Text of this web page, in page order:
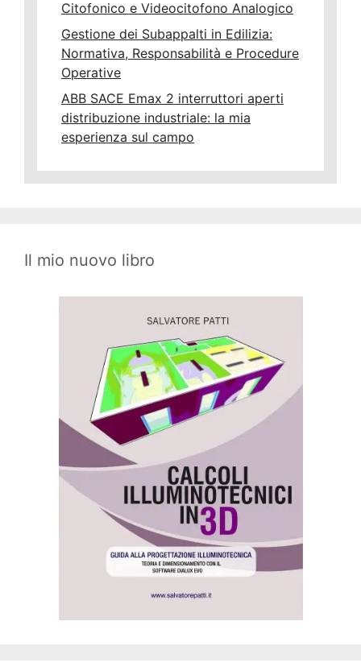
Citofonico e Videocitofono Analogico
Gestione dei Subappalti in Edilizia:
Normativa, Responsabilità e Procedure
Operative
ABB SACE Emax 2 interruttori aperti
distribuzione industriale: la mia
esperienza sul campo
Il mio nuovo libro